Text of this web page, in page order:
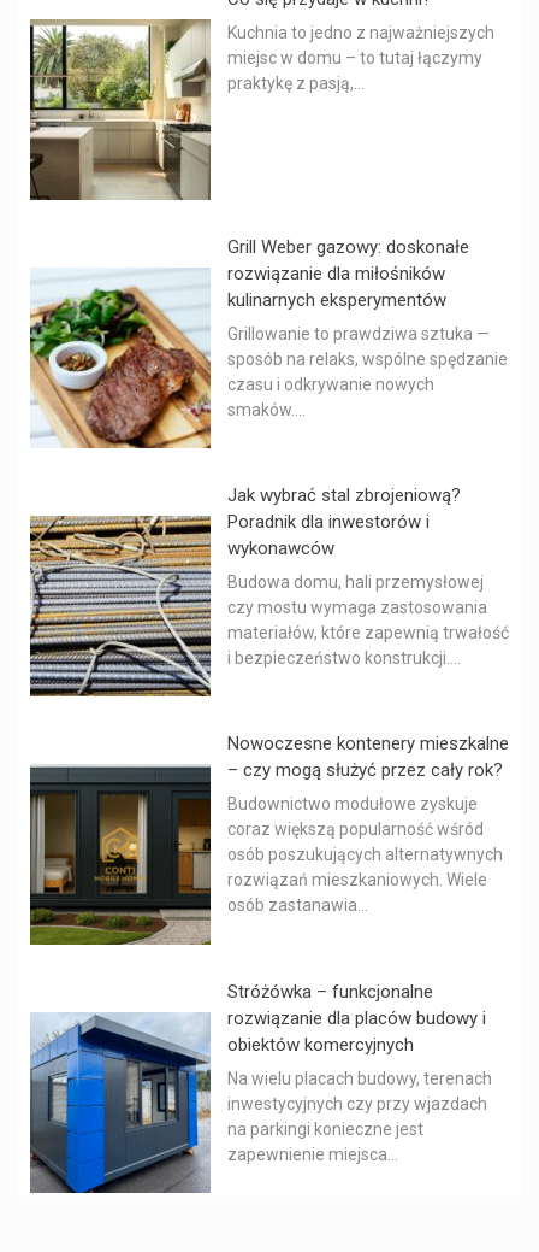
Kuchnia to jedno z najważniejszych
miejsc w domu – to tutaj łączymy
praktykę z pasją,...
Grill Weber gazowy: doskonałe
rozwiązanie dla miłośników
kulinarnych eksperymentów
Grillowanie to prawdziwa sztuka —
sposób na relaks, wspólne spędzanie
czasu i odkrywanie nowych
smaków....
Jak wybrać stal zbrojeniową?
Poradnik dla inwestorów i
wykonawców
Budowa domu, hali przemysłowej
czy mostu wymaga zastosowania
materiałów, które zapewnią trwałość
i bezpieczeństwo konstrukcji....
Nowoczesne kontenery mieszkalne
– czy mogą służyć przez cały rok?
Budownictwo modułowe zyskuje
coraz większą popularność wśród
osób poszukujących alternatywnych
rozwiązań mieszkaniowych. Wiele
osób zastanawia...
Stróżówka – funkcjonalne
rozwiązanie dla placów budowy i
obiektów komercyjnych
Na wielu placach budowy, terenach
inwestycyjnych czy przy wjazdach
na parkingi konieczne jest
zapewnienie miejsca...